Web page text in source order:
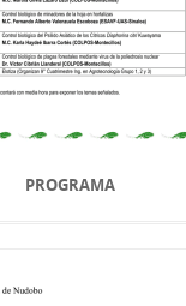
PROGRAMA